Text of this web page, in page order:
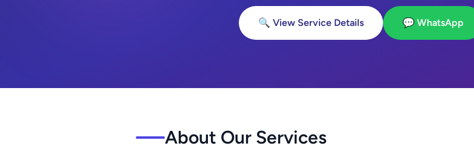
🔍 View Service Details 💬 WhatsApp
About Our Services